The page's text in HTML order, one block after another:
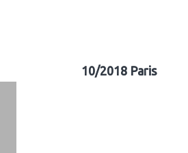
10/2018 Paris